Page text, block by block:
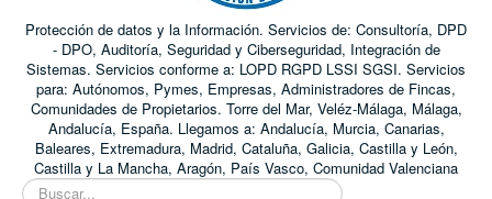
Protección de datos y la Información. Servicios de: Consultoría, DPD
- DPO, Auditoría, Seguridad y Ciberseguridad, Integración de
Sistemas. Servicios conforme a: LOPD RGPD LSSI SGSI. Servicios
para: Autónomos, Pymes, Empresas, Administradores de Fincas,
Comunidades de Propietarios. Torre del Mar, Veléz-Málaga, Málaga,
Andalucía, España. Llegamos a: Andalucía, Murcia, Canarias,
Baleares, Extremadura, Madrid, Cataluña, Galicia, Castilla y León,
Castilla y La Mancha, Aragón, País Vasco, Comunidad Valenciana
Buscar...